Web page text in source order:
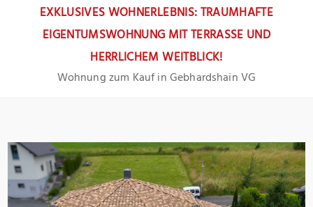
EXKLUSIVES WOHNERLEBNIS: TRAUMHAFTE
EIGENTUMSWOHNUNG MIT TERRASSE UND
HERRLICHEM WEITBLICK!
Wohnung zum Kauf in Gebhardshain VG